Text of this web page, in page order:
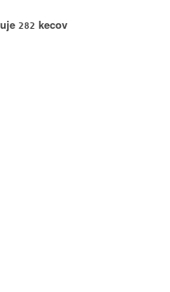
282 kecov